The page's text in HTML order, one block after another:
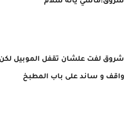
شروق لفت علشان تقفل الموبيل لكن
واقف و ساند على باب المطبخ